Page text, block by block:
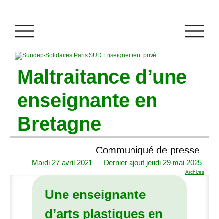
Maltraitance d’une
enseignante en
Bretagne
Communiqué de presse
Mardi 27 avril 2021 — Dernier ajout jeudi 29 mai 2025
Archives
Une enseignante
d’arts plastiques en